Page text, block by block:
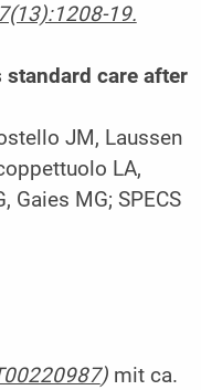
19.
care after
JM, Laussen
LA,
Gaies MG; SPECS
)mit ca.